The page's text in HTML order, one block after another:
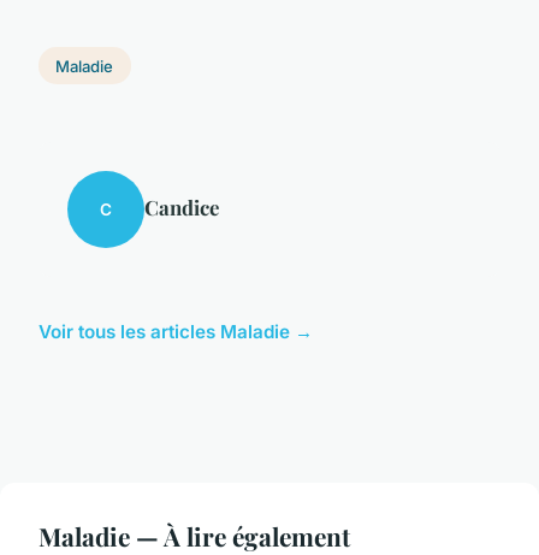
Maladie
C Candice
Voir tous les articles Maladie →
Maladie — À lire également